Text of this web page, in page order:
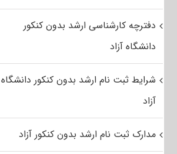
دفترچه کارشناسی ارشد بدون کنکور
دانشگاه آزاد
شرایط ثبت نام ارشد بدون کنکور دانشگاه
آزاد
مدارک ثبت نام ارشد بدون کنکور آزاد